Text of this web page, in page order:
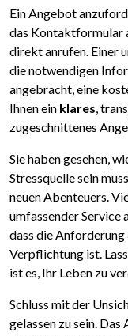
Ein Angebot
das Kontaktformular
direkt anrufen. Einer
die notwendigen
angebracht, eine
Ihnen ein klares ,
zugeschnittenes
Sie haben gesehen,
Stressquelle sein
neuen Abenteuers.
umfassender
dass die Anforderung
Verpflichtung ist.
ist es, Ihr Leben zu
Schluss mit der
gelassen zu sein.